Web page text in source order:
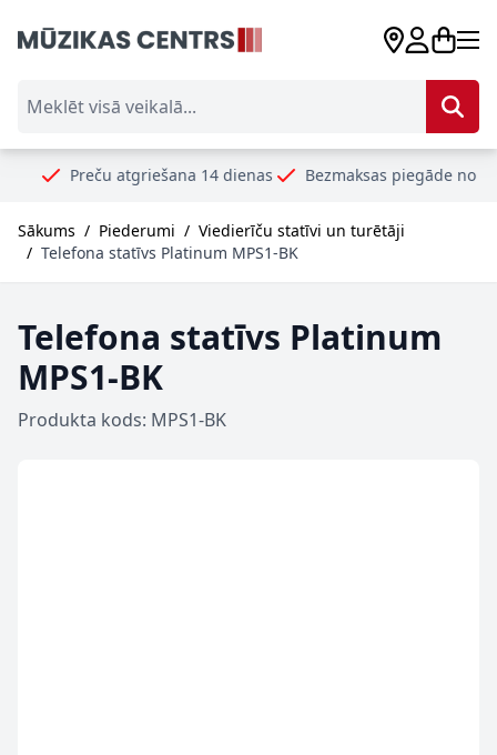
Preču atgriešana 14 dienas Bezmaksas piegāde no 99€
Sākums / Piederumi / Viedierīču statīvi un turētāji
/ Telefona statīvs Platinum MPS1-BK
Telefona statīvs Platinum
MPS1-BK
Produkta kods: MPS1-BK